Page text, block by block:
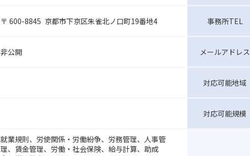
〒 600-8845 京都市下京区朱雀北ノ口町19番地4 事務所TEL
非公開 メールアドレス
対応可能地域
対応可能規模
就業規則、労使関係・労働紛争、労務管理、人事管
理、賃金管理、労働・社会保険、給与計算、助成